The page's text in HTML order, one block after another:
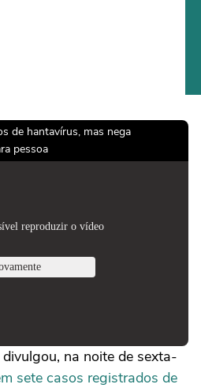
de hantavírus, mas nega
pessoa
na noite de sexta-
sete casos registrados de